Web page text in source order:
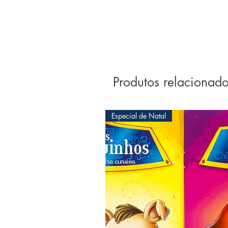
Produtos
Especial de Natal